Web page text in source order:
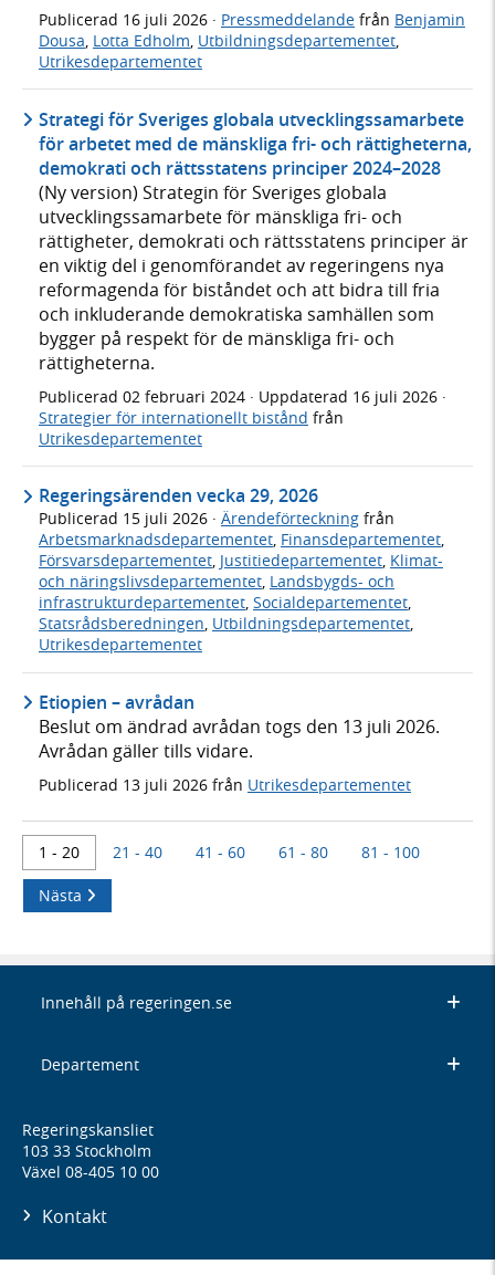
Publicerad 16 juli 2026 · Pressmeddelande från Benjamin
Dousa, Lotta Edholm, Utbildningsdepartementet,
Utrikesdepartementet
Strategi för Sveriges globala utvecklingssamarbete
för arbetet med de mänskliga fri- och rättigheterna,
demokrati och rättsstatens principer 2024–2028
(Ny version) Strategin för Sveriges globala
utvecklingssamarbete för mänskliga fri- och
rättigheter, demokrati och rättsstatens principer är
en viktig del i genomförandet av regeringens nya
reformagenda för biståndet och att bidra till fria
och inkluderande demokratiska samhällen som
bygger på respekt för de mänskliga fri- och
rättigheterna.
Publicerad 02 februari 2024 · Uppdaterad 16 juli 2026 ·
Strategier för internationellt bistånd från
Utrikesdepartementet
Regeringsärenden vecka 29, 2026
Publicerad 15 juli 2026 · Ärendeförteckning från
Arbetsmarknadsdepartementet, Finansdepartementet,
Försvarsdepartementet, Justitiedepartementet, Klimat-
och näringslivsdepartementet, Landsbygds- och
infrastrukturdepartementet, Socialdepartementet,
Statsrådsberedningen, Utbildningsdepartementet,
Utrikesdepartementet
Etiopien – avrådan
Beslut om ändrad avrådan togs den 13 juli 2026.
Avrådan gäller tills vidare.
Publicerad 13 juli 2026 från Utrikesdepartementet
1 - 20 21 - 40 41 - 60 61 - 80 81 - 100
Nästa
Innehåll på regeringen.se
Departement
Regeringskansliet
103 33 Stockholm
Växel 08-405 10 00
Kontakt